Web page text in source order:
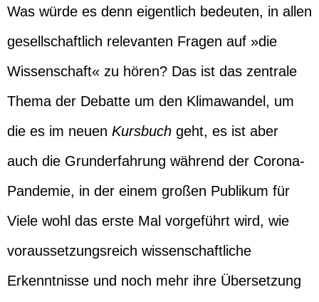
Was würde es denn eigentlich bedeuten, in allen
gesellschaftlich relevanten Fragen auf »die
Wissenschaft« zu hören? Das ist das zentrale
Thema der Debatte um den Klimawandel, um
die es im neuen Kursbuch geht, es ist aber
auch die Grunderfahrung während der Corona-
Pandemie, in der einem großen Publikum für
Viele wohl das erste Mal vorgeführt wird, wie
voraussetzungsreich wissenschaftliche
Erkenntnisse und noch mehr ihre Übersetzung